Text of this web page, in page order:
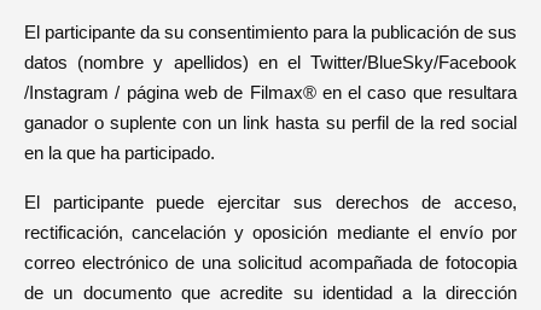
El participante da su consentimiento para la publicación de sus
datos (nombre y apellidos) en el Twitter/BlueSky/Facebook
/Instagram / página web de Filmax® en el caso que resultara
ganador o suplente con un link hasta su perfil de la red social
en la que ha participado.
El participante puede ejercitar sus derechos de acceso,
rectificación, cancelación y oposición mediante el envío por
correo electrónico de una solicitud acompañada de fotocopia
de un documento que acredite su identidad a la dirección